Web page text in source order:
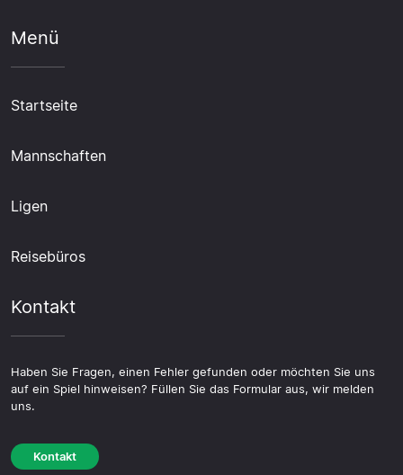
Menü
Startseite
Mannschaften
Ligen
Reisebüros
Kontakt
Haben Sie Fragen, einen Fehler gefunden oder möchten Sie uns
auf ein Spiel hinweisen? Füllen Sie das Formular aus, wir melden
uns.
Kontakt